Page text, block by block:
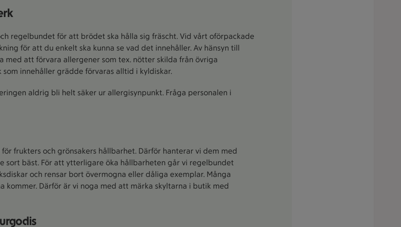
regelbundet för att brödet ska hålla sig fräscht. Vid vårt oförpackade
för att du enkelt ska kunna se vad det innehåller. Av hänsyn till
med att förvara allergener som tex. nötter skilda från övriga
som innehåller grädde förvaras alltid i kyldiskar.
aldrig bli helt säker ur allergisynpunkt. Fråga personalen i
frukters och grönsakers hållbarhet. Därför hanterar vi dem med
sort bäst. För att ytterligare öka hållbarheten går vi regelbundet
och rensar bort övermogna eller dåliga exemplar. Många
kommer. Därför är vi noga med att märka skyltarna i butik med